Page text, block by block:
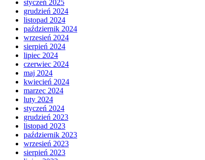
styczeń 2025
grudzień 2024
listopad 2024
październik 2024
wrzesień 2024
sierpień 2024
lipiec 2024
czerwiec 2024
maj 2024
kwiecień 2024
marzec 2024
luty 2024
styczeń 2024
grudzień 2023
listopad 2023
październik 2023
wrzesień 2023
sierpień 2023